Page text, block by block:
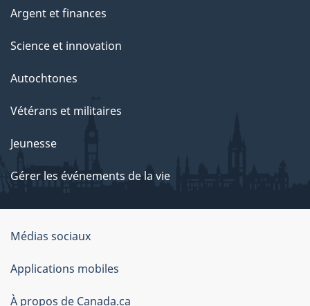
Argent et finances
Science et innovation
Autochtones
Vétérans et militaires
Jeunesse
Gérer les événements de la vie
Organisation
du
gouvernement
Médias sociaux
Applications mobiles
À propos de Canada.ca